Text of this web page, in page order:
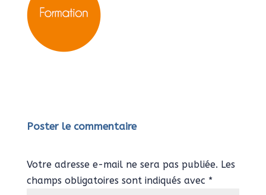
Poster le commentaire
Votre adresse e-mail ne sera pas publiée. Les
champs obligatoires sont indiqués avec *